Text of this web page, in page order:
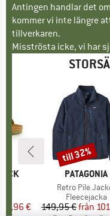
Antingen handlar det
kommer vi inte längre
tillverkaren.
Misströsta icke, vi har
pris
71,96 €
VARUMÄRKE
PATAGONIA
Produkter
Retro Pile
Produktgrupp
Fleecejacka
Pris
149,95 €från
Rabatt
till 32%